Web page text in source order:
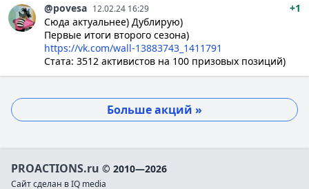
@povesa 12.02.24 16:29
+1
Сюда актуальнее) Дублирую)
Первые итоги второго сезона)
https://vk.com/wall-13883743_1411791
Стата: 3512 активистов на 100 призовых позиций)
Больше акций »
PROACTIONS.ru © 2010—2026
Сайт сделан в IQ media